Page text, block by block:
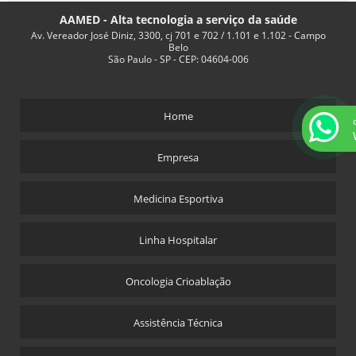
AAMED - Alta tecnologia a serviço da saúde
Av. Vereador José Diniz, 3300, cj 701 e 702 / 1.101 e 1.102 - Campo
Belo
São Paulo - SP - CEP: 04604-006
Home
Empresa
Medicina Esportiva
Linha Hospitalar
Oncologia Crioablação
Assistência Técnica